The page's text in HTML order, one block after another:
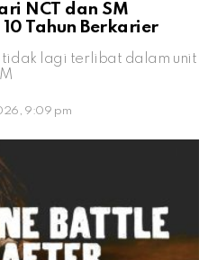
NCT dan SM
Tahun Berkarier
tidak lagi terlibat dalam unit
9:09 pm